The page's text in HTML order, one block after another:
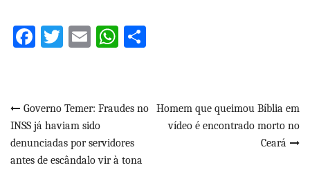
Facebook
Twitter
EmailWhatsApp
Navegação
de
Post
Governo Temer: Fraudes no
INSS já haviam sido
denunciadas por servidores
antes de escândalo vir à tona
Homem que queimou Bíblia em
vídeo é encontrado morto no
Ceará